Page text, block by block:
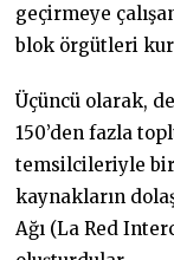
geçirmeye
blok örgütleri
Üçüncü olarak,
150’den fazla
temsilcileriyle
kaynakların
Ağı (La Red